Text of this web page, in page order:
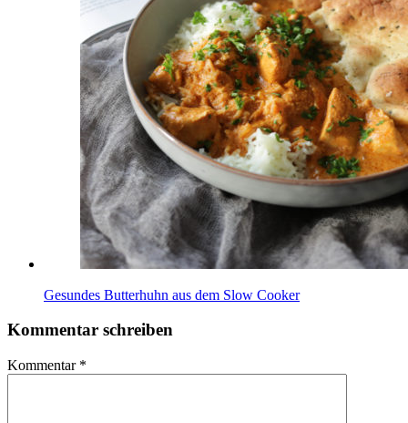
Gesundes Butterhuhn aus dem Slow Cooker
Kommentar schreiben
Kommentar *